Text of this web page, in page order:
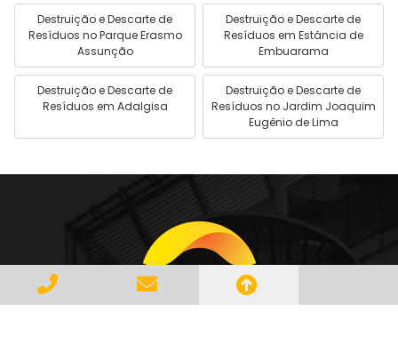
Destruição e Descarte de
Resíduos no Parque Erasmo
Assunção
Destruição e Descarte de
Resíduos em Estância de
Embuarama
Destruição e Descarte de
Resíduos em Adalgisa
Destruição e Descarte de
Resíduos no Jardim Joaquim
Eugênio de Lima